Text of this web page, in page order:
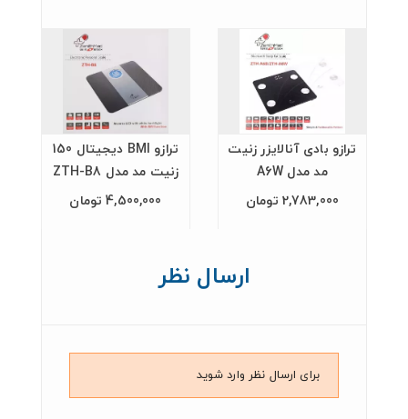
ترازو BMI دیجیتال 150
زنیت مد مدل ZTH-B8
4,500,000 تومان
ترازو بادی آنالایزر زنیت
مد مدل A6W
2,783,000 تومان
ارسال نظر
برای ارسال نظر وارد شوید